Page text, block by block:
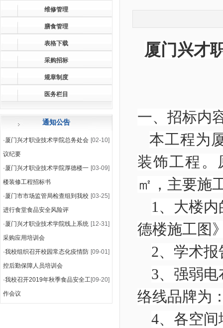
维修管理
膳食管理
表格下载
采购招标
规章制度
医务栏目
通知公告
[02-10]
·厦门兴才职业技术学院总务处会
议纪要
[03-09]
·厦门兴才职业技术学院厚德楼一
楼装修工程招标书
[03-25]
·厦门市市场监管局检查组到我校
进行食堂食品安全风险评
[12-31]
·厦门兴才职业技术学院线上系统
采购应用培训会
[09-01]
·我校组织召开校园常态化疫情防
控后勤保障人员培训会
[09-20]
·我校召开2019年秋季食品安全工
作会议
厦门 兴才
一、 招标
本工程为
装饰工程。
㎡ ， 主要施
1、大楼内
德楼施
2、 学术报
3、 强弱电
络线品牌为
4、 各空间